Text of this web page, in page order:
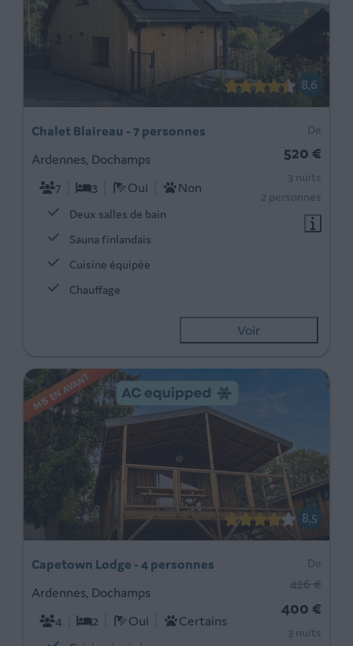
8,6
De
520 €
3 nuits
2 personnes
Chalet Blaireau - 7 personnes
Ardennes, Dochamps
7
3 Oui Non
Deux salles de bain
Sauna finlandais
Cuisine équipée
Chauffage
Voir
MIS EN AVANT
8,5
De
426 €
400 €
3 nuits
Capetown Lodge - 4 personnes
Ardennes, Dochamps
4
2 Oui Certains